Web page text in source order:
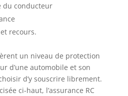
du conducteur
recours.
un niveau de protection
d’une automobile et son
d’y souscrire librement.
ci-haut, l’assurance RC